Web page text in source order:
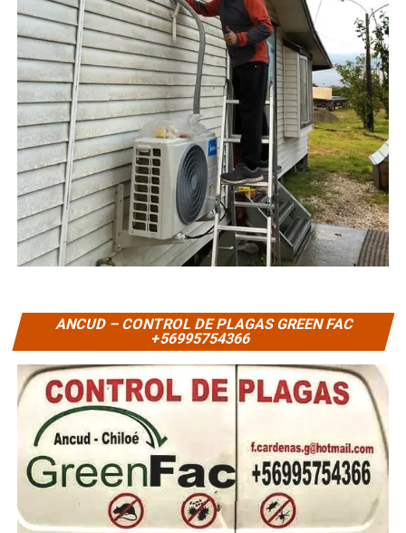
ANCUD – CONTROL DE PLAGAS GREEN FAC
+56995754366